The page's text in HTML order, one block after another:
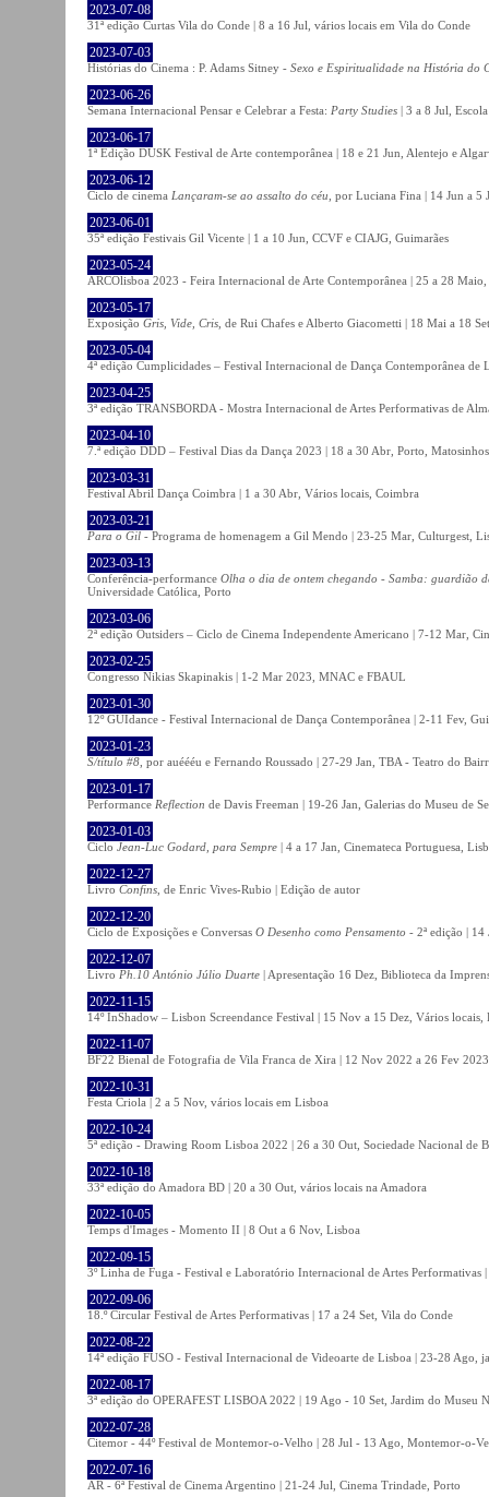
2023-07-08
31ª edição Curtas Vila do Conde | 8 a 16 Jul, vários locais em Vila do Conde
2023-07-03
Histórias do Cinema : P. Adams Sitney - Sexo e Espiritualidade na História do
2023-06-26
Semana Internacional Pensar e Celebrar a Festa: Party Studies | 3 a 8 Jul,
2023-06-17
1ª Edição DUSK Festival de Arte contemporânea | 18 e 21 Jun, Alentejo e
2023-06-12
Ciclo de cinema Lançaram-se ao assalto do céu , por Luciana Fina | 14 Jun a 5
2023-06-01
35ª edição Festivais Gil Vicente | 1 a 10 Jun, CCVF e CIAJG, Guimarães
2023-05-24
ARCOlisboa 2023 - Feira Internacional de Arte Contemporânea | 25 a 28
2023-05-17
Exposição Gris, Vide, Cris , de Rui Chafes e Alberto Giacometti | 18 Mai a 18
2023-05-04
4ª edição Cumplicidades – Festival Internacional de Dança Contemporânea
2023-04-25
3ª edição TRANSBORDA - Mostra Internacional de Artes Performativas de
2023-04-10
7.ª edição DDD – Festival Dias da Dança 2023 | 18 a 30 Abr, Porto,
2023-03-31
Festival Abril Dança Coimbra | 1 a 30 Abr, Vários locais, Coimbra
2023-03-21
Para o Gil - Programa de homenagem a Gil Mendo | 23-25 Mar, Culturgest,
2023-03-13
Conferência-performance Olha o dia de ontem chegando - Samba: guardião
Universidade Católica, Porto
2023-03-06
2ª edição Outsiders – Ciclo de Cinema Independente Americano | 7-12 Mar,
2023-02-25
Congresso Nikias Skapinakis | 1-2 Mar 2023, MNAC e FBAUL
2023-01-30
12º GUIdance - Festival Internacional de Dança Contemporânea | 2-11 Fev,
2023-01-23
S/título #8 , por auéééu e Fernando Roussado | 27-29 Jan, TBA - Teatro do
2023-01-17
Performance Reflection de Davis Freeman | 19-26 Jan, Galerias do Museu de
2023-01-03
Ciclo Jean-Luc Godard, para Sempre | 4 a 17 Jan, Cinemateca Portuguesa,
2022-12-27
Livro Confins , de Enric Vives-Rubio | Edição de autor
2022-12-20
Ciclo de Exposições e Conversas O Desenho como Pensamento - 2ª edição |
2022-12-07
Livro Ph.10 António Júlio Duarte | Apresentação 16 Dez, Biblioteca da
2022-11-15
14º InShadow – Lisbon Screendance Festival | 15 Nov a 15 Dez, Vários locais,
2022-11-07
BF22 Bienal de Fotografia de Vila Franca de Xira | 12 Nov 2022 a 26 Fev
2022-10-31
Festa Criola | 2 a 5 Nov, vários locais em Lisboa
2022-10-24
5ª edição - Drawing Room Lisboa 2022 | 26 a 30 Out, Sociedade Nacional de
2022-10-18
33ª edição do Amadora BD | 20 a 30 Out, vários locais na Amadora
2022-10-05
Temps d'Images - Momento II | 8 Out a 6 Nov, Lisboa
2022-09-15
3º Linha de Fuga - Festival e Laboratório Internacional de Artes Performativas
2022-09-06
18.º Circular Festival de Artes Performativas | 17 a 24 Set, Vila do Conde
2022-08-22
14ª edição FUSO - Festival Internacional de Videoarte de Lisboa | 23-28 Ago,
2022-08-17
3ª edição do OPERAFEST LISBOA 2022 | 19 Ago - 10 Set, Jardim do Museu
2022-07-28
Citemor - 44º Festival de Montemor-o-Velho | 28 Jul - 13 Ago, Montemor-o-
2022-07-16
AR - 6ª Festival de Cinema Argentino | 21-24 Jul, Cinema Trindade, Porto